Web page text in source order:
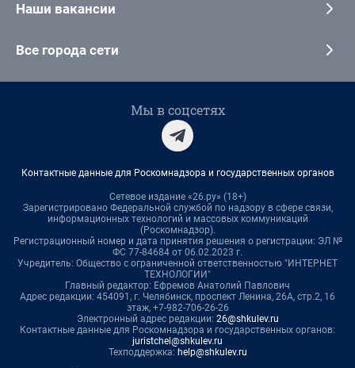
Наши вакансии
Все города сети
Мы в соцсетях
Контактные данные для Роскомнадзора и государственных органов
Сетевое издание «26.ру» (18+)
Зарегистрировано Федеральной службой по надзору в сфере связи,
информационных технологий и массовых коммуникаций
(Роскомнадзор).
Регистрационный номер и дата принятия решения о регистрации: ЭЛ №
ФС 77-84684 от 06.02.2023 г.
Учредитель: Общество с ограниченной ответственностью "ИНТЕРНЕТ
ТЕХНОЛОГИИ"
Главный редактор: Ефремов Анатолий Павлович
Адрес редакции: 454091, г. Челябинск, проспект Ленина, 26А, стр.2, 16
этаж, +7-982-706-26-26
Электронный адрес редакции: 26@shkulev.ru
Контактные данные для Роскомнадзора и государственных органов:
juristchel@shkulev.ru
Техподдержка: help@shkulev.ru